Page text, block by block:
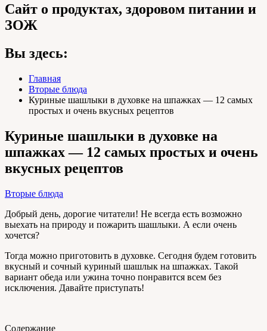
Сайт о продуктах, здоровом питании и
ЗОЖ
Вы здесь:
Главная
Вторые блюда
Куриные шашлыки в духовке на шпажках — 12 самых
простых и очень вкусных рецептов
Куриные шашлыки в духовке на
шпажках — 12 самых простых и очень
вкусных рецептов
Вторые блюда
Добрый день, дорогие читатели! Не всегда есть возможно
выехать на природу и пожарить шашлыки. А если очень
хочется?
Тогда можно приготовить в духовке. Сегодня будем готовить
вкусный и сочный куриный шашлык на шпажках. Такой
вариант обеда или ужина точно понравится всем без
исключения. Давайте приступать!
Содержание